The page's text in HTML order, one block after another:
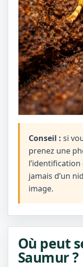
Conseil : si
prenez une
jamais d’un
image.
Où peut
Saumur ?